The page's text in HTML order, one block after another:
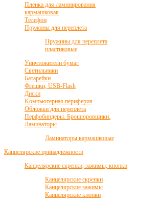
Пленка для ламинирования
кармашковая
Телефон
Пружины для переплета
Пружины для переплета
пластиковые
Уничтожители бумаг
Светильники
Батарейки
Флешки, USB-Flash
Диски
Kомпьютерная периферия
Обложки для переплета
Перфобиндеры. Брошюровщики.
Ламинаторы
Ламинаторы кармашковые
Канцелярские принадлежности
Канцелярские скрепки, зажимы, кнопки
Канцелярские скрепки
Канцелярские зажимы
Канцелярские кнопки